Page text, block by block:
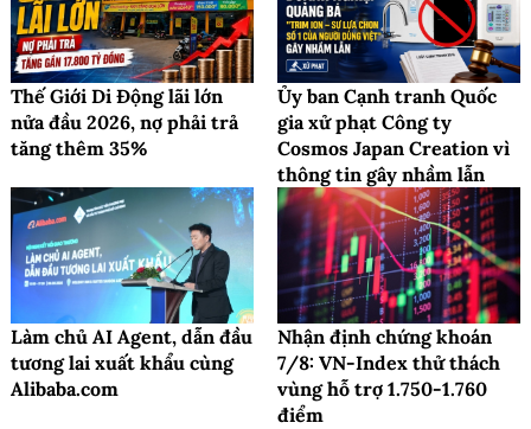
Thế Giới Di Động lãi lớn
nửa đầu 2026, nợ phải trả
tăng thêm 35%
Ủy ban Cạnh tranh Quốc
gia xử phạt Công ty
Cosmos Japan Creation vì
thông tin gây nhầm lẫn
Làm chủ AI Agent, dẫn đầu
tương lai xuất khẩu cùng
Alibaba.com
Nhận định chứng khoán
7/8: VN-Index thử thách
vùng hỗ trợ 1.750-1.760
điểm